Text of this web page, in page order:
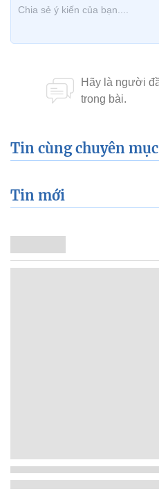
Tin cùng chuyên mục
Tin mới